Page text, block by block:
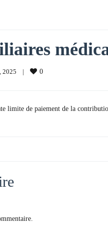
2025 | 0
limite de paiement de la